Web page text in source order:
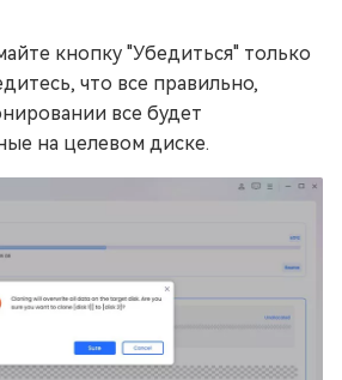
кнопку "Убедиться" только
что все правильно,
все будет
на целевом диске.